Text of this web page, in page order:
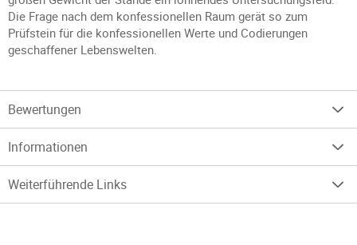
Die Frage nach dem konfessionellen Raum gerät so zum
Prüfstein für die konfessionellen Werte und Codierungen
geschaffener Lebenswelten.
Bewertungen
Informationen
Weiterführende Links